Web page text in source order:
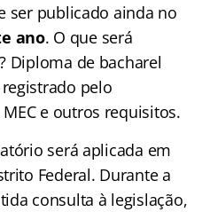
ser publicado ainda no
ano. O que será
Diploma de bacharel
pelo
e outros requisitos.
será aplicada em
Federal. Durante a
consulta à legislação,